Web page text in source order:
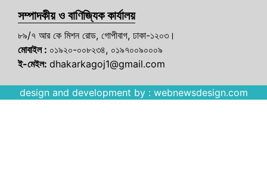
সম্পাদকীয় ও বাণিজ্যিক কার্যালয়
৮৯/৭ আর কে মিশন রোড, গোপীবাগ, ঢাকা-১২০৩।
মোবাইল : ০১৯২০-০০৮২৩৪, ০১৯৭০০৯০০০৯
ই-মেইল: dhakarkagoj1@gmail.com
design and development by : webnewsdesign.com